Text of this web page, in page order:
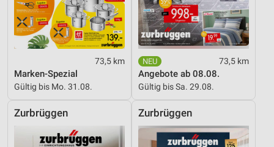
73,5 km
Marken-Spezial
Gültig bis Mo. 31.08.
73,5 km
Angebote ab 08.08.
Gültig bis Sa. 29.08.
Zurbrüggen Zurbrüggen
Analyse von Zielgruppen durch Statistiken oder
Kombinationen von Daten aus verschiedenen
Quellen
Entwicklung und Verbesserung der Angebote
Verwendung reduzierter Daten zur Auswahl von
IAB-Besonderheiten:
Verwendung genauer Standortdaten